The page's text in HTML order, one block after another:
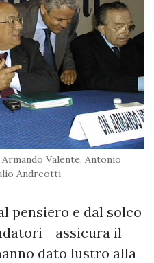
Valente, Antonio
Andreotti
pensiero e dal solco
- assicura il
dato lustro alla